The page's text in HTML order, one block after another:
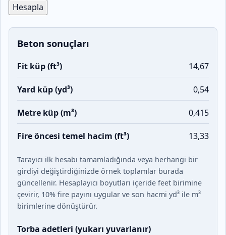
Hesapla
Beton sonuçları
Fit küp (ft³) 14,67
Yard küp (yd³) 0,54
Metre küp (m³) 0,415
Fire öncesi temel hacim (ft³) 13,33
Tarayıcı ilk hesabı tamamladığında veya herhangi bir
girdiyi değiştirdiğinizde örnek toplamlar burada
güncellenir. Hesaplayıcı boyutları içeride feet birimine
çevirir, 10% fire payını uygular ve son hacmi yd³ ile m³
birimlerine dönüştürür.
Torba adetleri (yukarı yuvarlanır)